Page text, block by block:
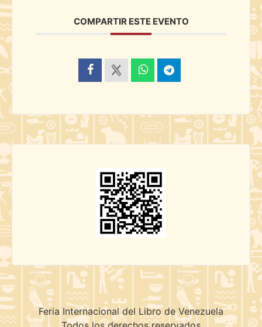
COMPARTIR ESTE EVENTO
Feria Internacional del Libro de Venezuela